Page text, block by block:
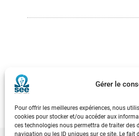
Gérer le
Pour offrir les meilleures expériences, nous
cookies pour stocker et/ou accéder aux
ces technologies nous permettra de traiter des
navigation ou les ID uniques sur ce site. Le fait